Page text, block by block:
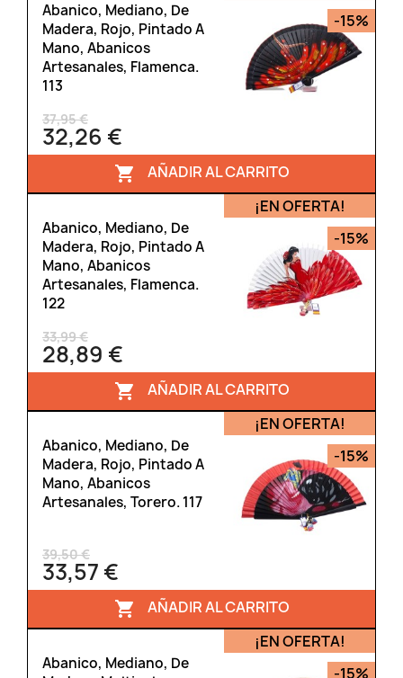
Abanico, Mediano, De
Madera, Rojo, Pintado A
Mano, Abanicos
Artesanales, Flamenca.
113
37,95 €
32,26 €
-15%
 AÑADIR AL CARRITO
Abanico, Mediano, De
Madera, Rojo, Pintado A
Mano, Abanicos
Artesanales, Flamenca.
122
33,99 €
28,89 €
¡EN OFERTA!
-15%
 AÑADIR AL CARRITO
Abanico, Mediano, De
Madera, Rojo, Pintado A
Mano, Abanicos
Artesanales, Torero. 117
39,50 €
33,57 €
¡EN OFERTA!
-15%
 AÑADIR AL CARRITO
Abanico, Mediano, De
¡EN OFERTA!
-15%